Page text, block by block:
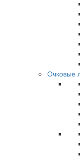
Очковые